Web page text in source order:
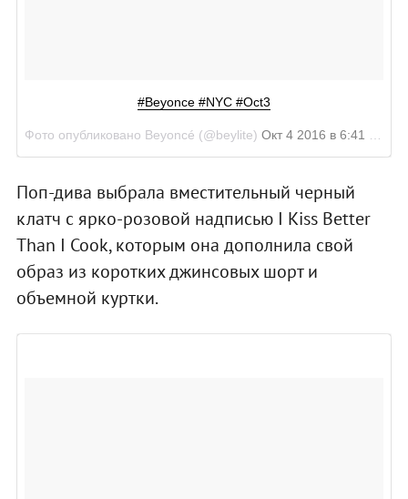
#Beyonce #NYC #Oct3
Фото опубликовано Beyoncé (@beylite) Окт 4 2016 в 6:41 PDT
Поп-дива выбрала вместительный черный
клатч с ярко-розовой надписью I Kiss Better
Than I Cook, которым она дополнила свой
образ из коротких джинсовых шорт и
объемной куртки.